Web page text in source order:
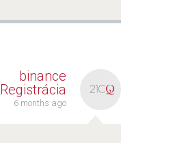
binance
Registrácia
6 months ago